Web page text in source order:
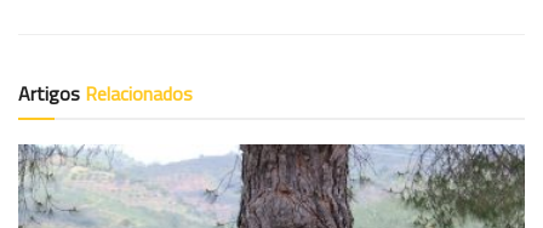
Artigos Relacionados